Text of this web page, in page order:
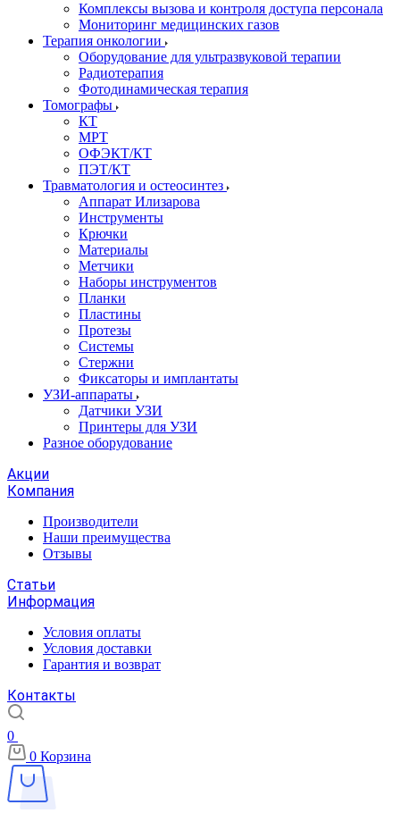
Комплексы вызова и контроля доступа персонала
Мониторинг медицинских газов
Терапия онкологии
Оборудование для ультразвуковой терапии
Радиотерапия
Фотодинамическая терапия
Томографы
КТ
МРТ
ОФЭКТ/КТ
ПЭТ/КТ
Травматология и остеосинтез
Аппарат Илизарова
Инструменты
Крючки
Материалы
Метчики
Наборы инструментов
Планки
Пластины
Протезы
Системы
Стержни
Фиксаторы и имплантаты
УЗИ-аппараты
Датчики УЗИ
Принтеры для УЗИ
Разное оборудование
Акции
Компания
Производители
Наши преимущества
Отзывы
Статьи
Информация
Условия оплаты
Условия доставки
Гарантия и возврат
Контакты
0
0 Корзина